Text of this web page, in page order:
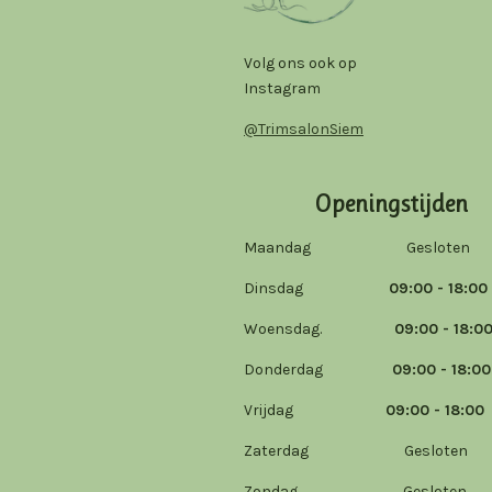
Volg ons ook op
Instagram
@TrimsalonSiem
Openingstijden
Maandag Gesloten
Dinsdag 09:00 - 18:00
Woensdag. 09:00 - 18:00
Donderdag 09:00 - 18:00
Vrijdag 09:00 - 18:00
Zaterdag Gesloten